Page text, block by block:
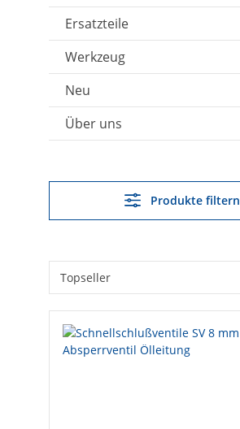
Ersatzteile
Werkzeug
Neu
Über uns
Produkte filtern